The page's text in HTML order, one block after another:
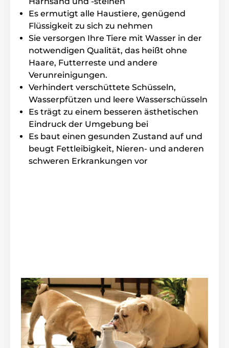
Es ermutigt alle Haustiere, genügend
Flüssigkeit zu sich zu nehmen
Sie versorgen Ihre Tiere mit Wasser in der
notwendigen Qualität, das heißt ohne
Haare, Futterreste und andere
Verunreinigungen.
Verhindert verschüttete Schüsseln,
Wasserpfützen und leere Wasserschüsseln
Es trägt zu einem besseren ästhetischen
Eindruck der Umgebung bei
Es baut einen gesunden Zustand auf und
beugt Fettleibigkeit, Nieren- und anderen
schweren Erkrankungen vor